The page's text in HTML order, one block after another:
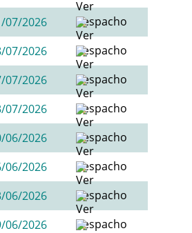
07/2026
07/2026
07/2026
07/2026
06/2026
06/2026
06/2026
06/2026